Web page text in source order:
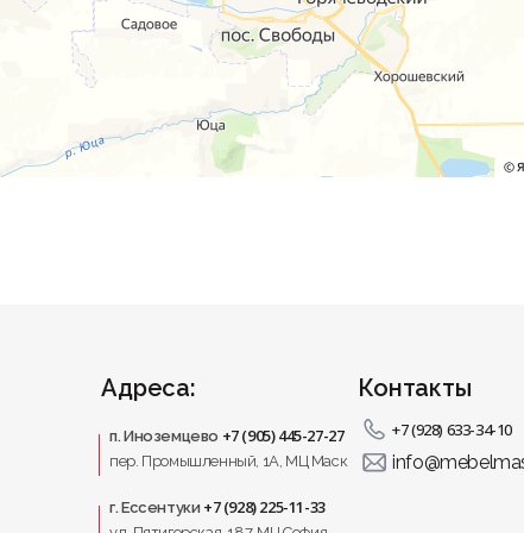
Адреса:
п. Иноземцево +7 (905) 445-27-27
пер. Промышленный, 1A, МЦ Маск
г. Ессентуки +7 (928) 225-11-33
Контакты
+7 (928) 633-34-10